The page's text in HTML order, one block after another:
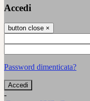
Accedi
button close ×
Password dimenticata?
-